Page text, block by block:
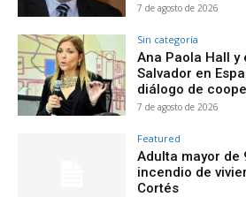
7 de agosto de 2026
Sin categoría
Ana Paola Hall y
Salvador en
diálogo de
7 de agosto de 2026
Featured
Adulta mayor de
incendio de
Cortés